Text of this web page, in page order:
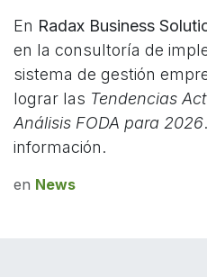
En Radax Business
en la consultoría de
sistema de gestión
lograr las Tendencias
Análisis FODA para 2026.
información.
en News